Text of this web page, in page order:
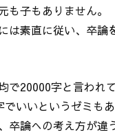
も子もありません。
は素直に従い、卒論
で20000字と言われ
いいというゼミもあ
卒論への考え方が違